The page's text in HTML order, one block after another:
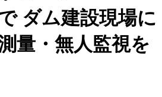
ダム建設現場に
量・無人監視を